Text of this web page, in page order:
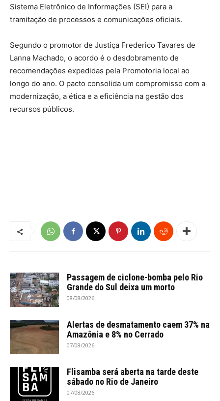
Sistema Eletrônico de Informações (SEI) para a
tramitação de processos e comunicações oficiais.
Segundo o promotor de Justiça Frederico Tavares de
Lanna Machado, o acordo é o desdobramento de
recomendações expedidas pela Promotoria local ao
longo do ano. O pacto consolida um compromisso com a
modernização, a ética e a eficiência na gestão dos
recursos públicos.
Passagem de ciclone-bomba pelo Rio
Grande do Sul deixa um morto
08/08/2026
Alertas de desmatamento caem 37% na
Amazônia e 8% no Cerrado
07/08/2026
Flisamba será aberta na tarde deste
sábado no Rio de Janeiro
07/08/2026